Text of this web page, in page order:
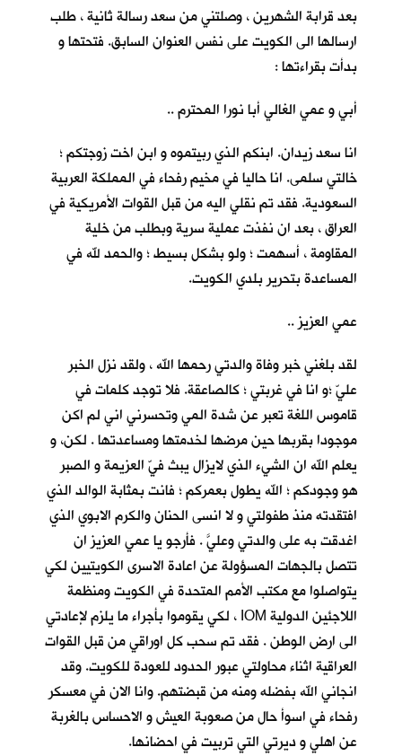
بعد قرابة الشهرين ، وصلتني من سعد رسالة ثانية ، طلب
ارسالها الى الكويت على نفس العنوان السابق. فتحتها و
بدأت بقراءتها :
أبي و عمي الغالي أبا نورا المحترم ..
انا سعد زيدان. ابنكم الذي ربيتموه و ابن اخت زوجتكم ؛
خالتي سلمى. انا حاليا في مخيم رفحاء في المملكة العربية
السعودية. فقد تم نقلي اليه من قبل القوات الأمريكية في
العراق ، بعد ان نفذت عملية سرية وبطلب من خلية
المقاومة ، أسهمت ؛ ولو بشكل بسيط ؛ والحمد لله في
المساعدة بتحرير بلدي الكويت.
عمي العزيز ..
لقد بلغني خبر وفاة والدتي رحمها الله ، ولقد نزل الخبر
عليّ ؛و انا في غربتي ؛ كالصاعقة. فلا توجد كلمات في
قاموس اللغة تعبر عن شدة المي وتحسرني اني لم اكن
موجودا بقربها حين مرضها لخدمتها ومساعدتها . لكن، و
يعلم الله ان الشيء الذي لايزال يبث فيّ العزيمة و الصبر
هو وجودكم ؛ الله يطول بعمركم ؛ فانت بمثابة الوالد الذي
افتقدته منذ طفولتي و لا انسى الحنان والكرم الابوي الذي
اغدقت به على والدتي وعليَّ . فأرجو يا عمي العزيز ان
تتصل بالجهات المسؤولة عن اعادة الاسرى الكويتيين لكي
يتواصلوا مع مكتب الأمم المتحدة في الكويت ومنظمة
اللاجئين الدولية IOM ، لكي يقوموا بأجراء ما يلزم لإعادتي
الى ارض الوطن . فقد تم سحب كل اوراقي من قبل القوات
العراقية اثناء محاولتي عبور الحدود للعودة للكويت. وقد
انجاني الله بفضله ومنه من قبضتهم. وانا الان في معسكر
رفحاء في اسوأ حال من صعوبة العيش و الاحساس بالغربة
عن اهلي و ديرتي التي تربيت في احضانها.